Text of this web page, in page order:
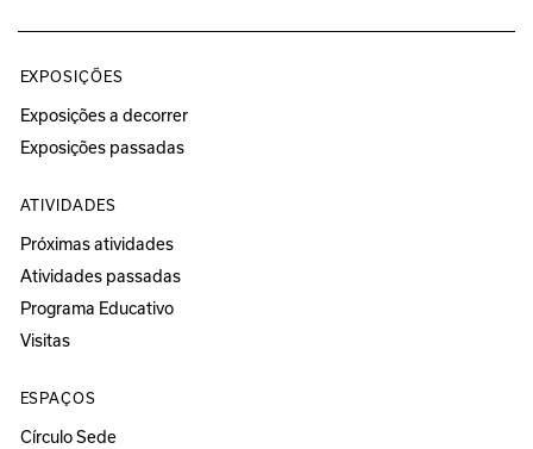
EXPOSIÇÕES
Exposições a decorrer
Exposições passadas
ATIVIDADES
Próximas atividades
Atividades passadas
Programa Educativo
Visitas
ESPAÇOS
Círculo Sede